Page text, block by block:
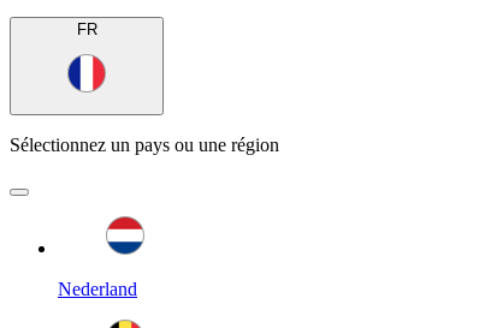
FR
Sélectionnez un pays ou une région
Nederland